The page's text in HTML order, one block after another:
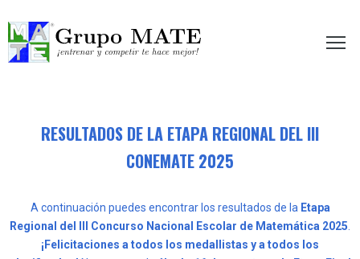
te hace mejor!
RESULTADOS DE LA ETAPA REGIONAL DEL III
CONEMATE 2025
A continuación puedes encontrar los resultados de la Etapa
Regional del III Concurso Nacional Escolar de Matemática 2025.
¡Felicitaciones a todos los medallistas y a todos los